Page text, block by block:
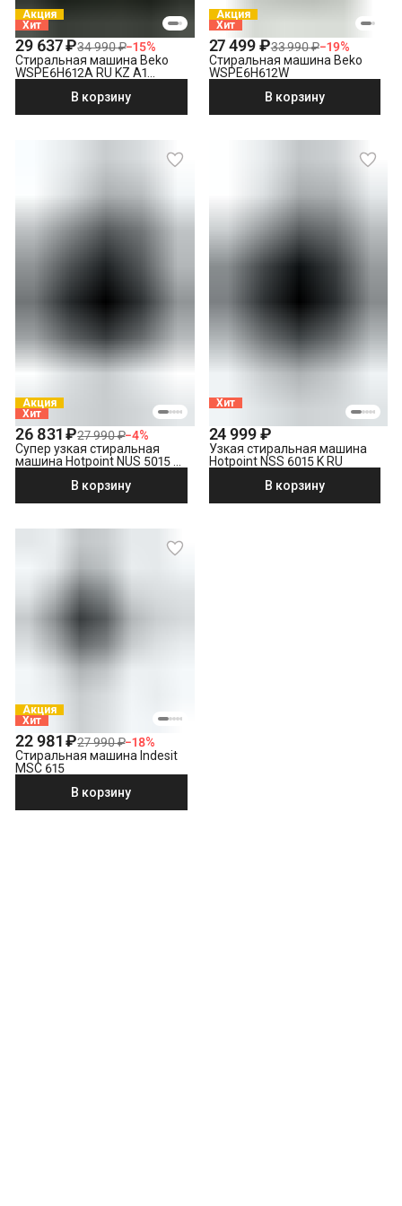
Демонтаж отдельностоящей стиральной машины
Утилизация техники
Акция
Хит
29 637 ₽34 990 ₽−15%
Стиральная машина Beko
WSPE6H612A RU KZ A1
В корзину
Акция
Хит
27 499 ₽33 990 ₽−19%
Стиральная машина Beko
WSPE6H612W
В корзину
Акция
Хит
26 831 ₽27 990 ₽−4%
Супер узкая стиральная
машина Hotpoint NUS 5015 S
В корзину
Хит
24 999 ₽
Узкая стиральная машина
Hotpoint NSS 6015 K RU
В корзину
Акция
Хит
22 981 ₽27 990 ₽−18%
Стиральная машина Indesit
MSC 615
В корзину